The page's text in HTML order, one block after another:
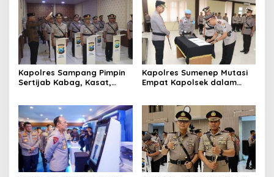
Kapolres Sampang Pimpin
Sertijab Kabag, Kasat,
Kapolres Sumenep Mutasi
Empat Kapolsek dalam